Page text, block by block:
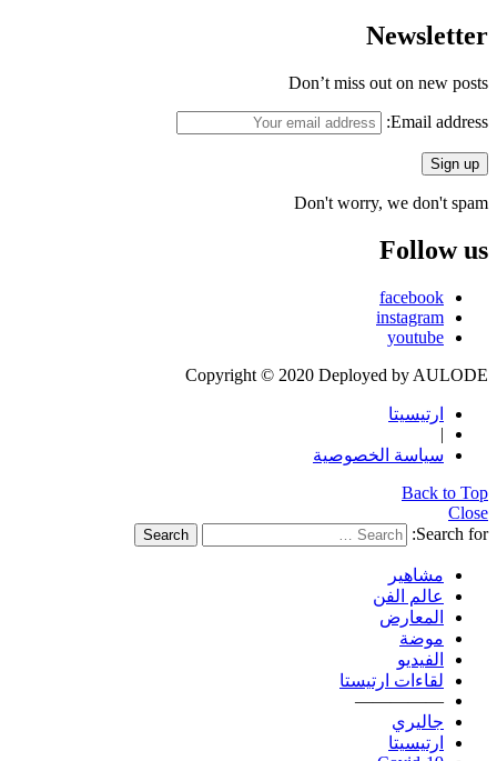
Newsletter
Don’t miss out on new posts
Email address:
Don't worry, we don't spam
Follow us
facebook
instagram
youtube
Copyright © 2020 Deployed by AULODE
ارتيسيتا
|
سياسة الخصوصية
Back to Top
Close
Search for:
Search
مشاهير
عالم الفن
المعارض
موضة
الفيديو
لقاءات ارتيستا
—————
جاليري
ارتيسيتا